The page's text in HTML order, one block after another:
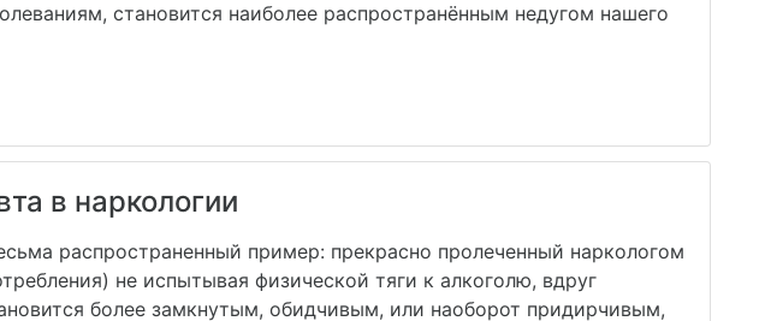
становится наиболее распространённым недугом нашего
в наркологии
распространенный пример: прекрасно пролеченный наркологом
не испытывая физической тяги к алкоголю, вдруг
более замкнутым, обидчивым, или наоборот придирчивым,